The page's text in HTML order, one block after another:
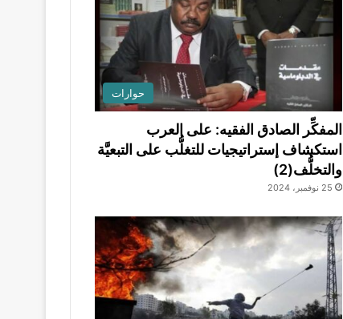
حوارات
المفكِّر الصادق الفقيه: على العرب
استكشاف إستراتيجيات للتغلُّب على التبعيَّة
والتخلُّف(2)
25 نوفمبر، 2024